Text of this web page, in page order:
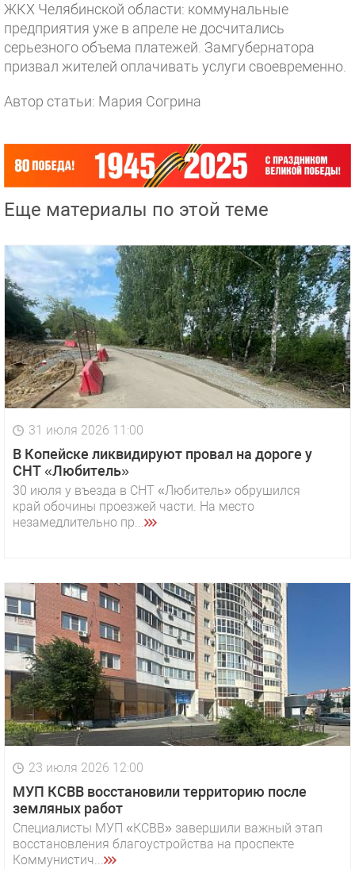
ЖКХ Челябинской области: коммунальные
предприятия уже в апреле не досчитались
серьезного объема платежей. Замгубернатора
призвал жителей оплачивать услуги своевременно.
Автор статьи: Мария Согрина
Еще материалы по этой теме
31 июля 2026 11:00
В Копейске ликвидируют провал на дороге у
СНТ «Любитель»
30 июля у въезда в СНТ «Любитель» обрушился
край обочины проезжей части. На место
незамедлительно пр...
23 июля 2026 12:00
МУП КСВВ восстановили территорию после
земляных работ
Специалисты МУП «КСВВ» завершили важный этап
восстановления благоустройства на проспекте
Коммунистич...